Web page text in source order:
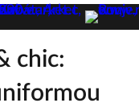
chic: